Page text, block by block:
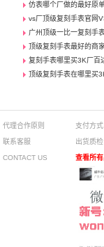
仿表哪个厂做的最好原
vs厂顶级复刻手表官网
广州顶级一比一复刻手
顶级复刻手表最好的商
复刻手表哪里买3K厂百
顶级复刻手表在哪里买
代理合作原则
联系客服
CONTACT US
支付方式
出货质检
查看所